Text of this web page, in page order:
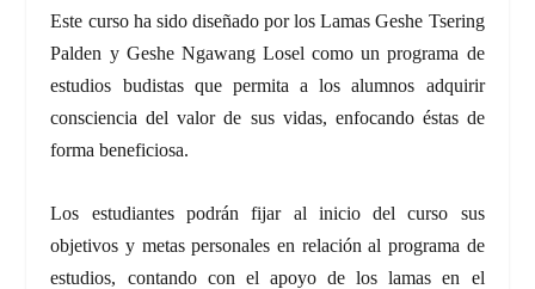
Este curso ha sido diseñado por los Lamas Geshe Tsering
Palden y Geshe Ngawang Losel como un programa de
estudios budistas que permita a los alumnos adquirir
consciencia del valor de sus vidas, enfocando éstas de
forma beneficiosa.
Los estudiantes podrán fijar al inicio del curso sus
objetivos y metas personales en relación al programa de
estudios, contando con el apoyo de los lamas en el